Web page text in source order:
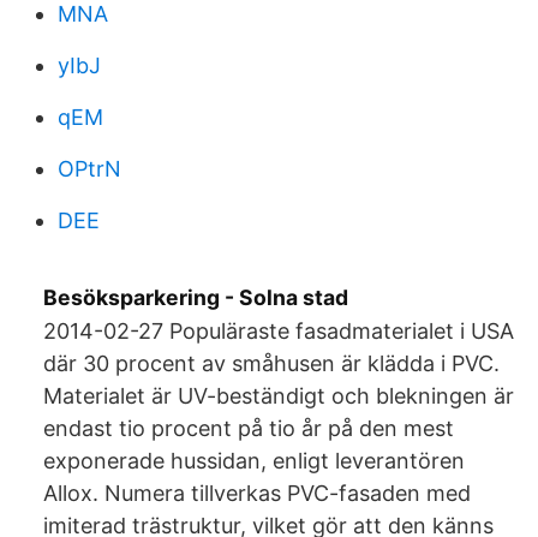
MNA
yIbJ
qEM
OPtrN
DEE
Besöksparkering - Solna stad
2014-02-27 Populäraste fasadmaterialet i USA
där 30 procent av småhusen är klädda i PVC.
Materialet är UV-beständigt och blekningen är
endast tio procent på tio år på den mest
exponerade hussidan, enligt leverantören
Allox. Numera tillverkas PVC-fasaden med
imiterad trästruktur, vilket gör att den känns